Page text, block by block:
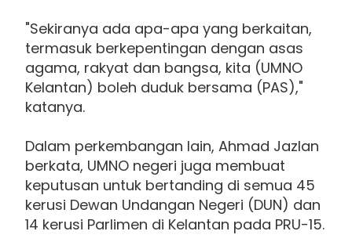
"Sekiranya ada apa-apa yang berkaitan,
termasuk berkepentingan dengan asas
agama, rakyat dan bangsa, kita (UMNO
Kelantan) boleh duduk bersama (PAS),"
katanya.
Dalam perkembangan lain, Ahmad Jazlan
berkata, UMNO negeri juga membuat
keputusan untuk bertanding di semua 45
kerusi Dewan Undangan Negeri (DUN) dan
14 kerusi Parlimen di Kelantan pada PRU-15.